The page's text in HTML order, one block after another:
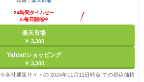
24時間タイムセー
ル毎日開催中
楽天市場
￥ 3,300
Yahoo!ショッピング
￥ 3,300
※各社通販サイトの 2024年11月11日時点 での税込価格